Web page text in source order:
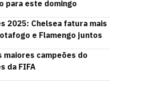
para este domingo
2025: Chelsea fatura mais
e Flamengo juntos
maiores campeões do
da FIFA